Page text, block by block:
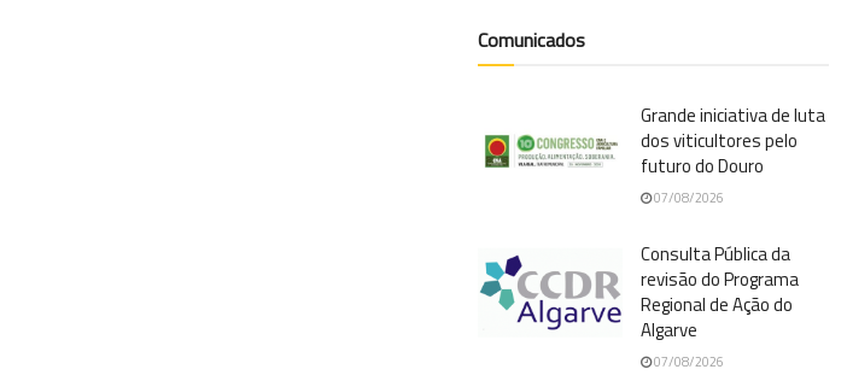
Comunicados
Grande iniciativa de luta
dos viticultores pelo
futuro do Douro
07/08/2026
Consulta Pública da
revisão do Programa
Regional de Ação do
Algarve
07/08/2026